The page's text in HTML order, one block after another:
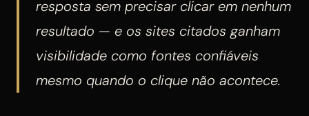
resposta sem precisar clicar em nenhum
resultado — e os sites citados ganham
visibilidade como fontes confiáveis
mesmo quando o clique não acontece.